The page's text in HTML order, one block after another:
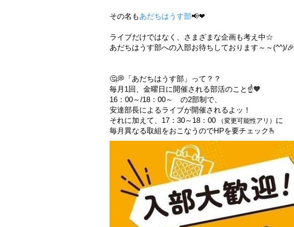
その名もあだちはうす部📢❤
ライブだけではなく、さまざまな企画も考え中☆
あだちはうす部への入部お待ちしております～～(^^)/🎉
🤔💭「あだちはうす部」って？？
毎月1回、金曜日に開催される部活のこと☝🧡
16：00～/18：00～ の2部制で、
安達部長によるライブが開催されるよッ！
それに加えて、17：30～18：00
（変更可能性アリ） に
毎月異なる取組をおこなうのでHPを要チェック🫰